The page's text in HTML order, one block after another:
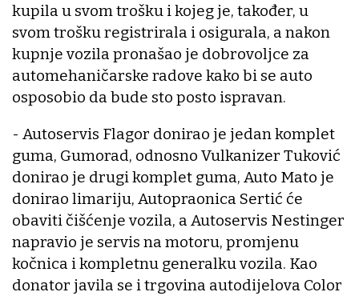
kupila u svom trošku i kojeg je, također, u
svom trošku registrirala i osigurala, a nakon
kupnje vozila pronašao je dobrovoljce za
automehaničarske radove kako bi se auto
osposobio da bude sto posto ispravan.
- Autoservis Flagor donirao je jedan komplet
guma, Gumorad, odnosno Vulkanizer Tuković
donirao je drugi komplet guma, Auto Mato je
donirao limariju, Autopraonica Sertić će
obaviti čišćenje vozila, a Autoservis Nestinger
napravio je servis na motoru, promjenu
kočnica i kompletnu generalku vozila. Kao
donator javila se i trgovina autodijelova Color